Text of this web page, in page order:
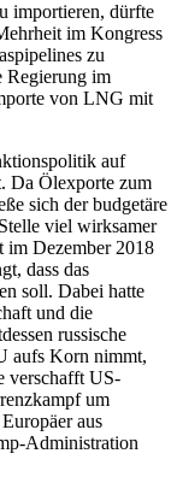
importieren, dürfte
heit im Kongress
zu
Regie­rung im
von LNG mit
auf
Da Ölexporte zum
sich der budgetäre
viel wirksamer
im Dezember 2018
, dass das
soll. Dabei hatte
und die
russische
aufs Korn nimmt,
verschafft US-
um
aus
-Administration